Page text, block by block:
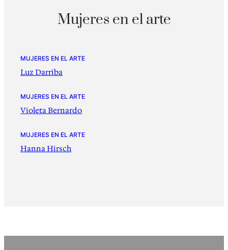
Mujeres en el arte
MUJERES EN EL ARTE
Luz Darriba
MUJERES EN EL ARTE
Violeta Bernardo
MUJERES EN EL ARTE
Hanna Hirsch